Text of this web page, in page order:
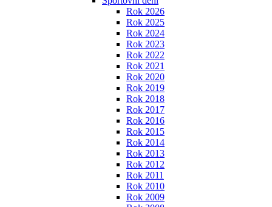
Rok 2026
Rok 2025
Rok 2024
Rok 2023
Rok 2022
Rok 2021
Rok 2020
Rok 2019
Rok 2018
Rok 2017
Rok 2016
Rok 2015
Rok 2014
Rok 2013
Rok 2012
Rok 2011
Rok 2010
Rok 2009